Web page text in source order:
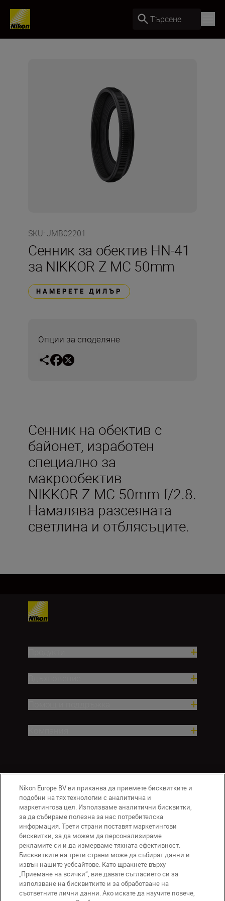
Търсене
SKU: JMB02201
Сенник за обектив HN-41
за NIKKOR Z MC 50mm
НАМЕРЕТЕ ДИЛЪР
Опции за споделяне
Сенник на обектив с
байонет, изработен
специално за
макрообектив
NIKKOR Z MC 50mm f/2.8.
Намалява разсеяната
светлина и отблясъците.
BG Nikon Sites
Връзка с нас
Съобщение за поверителност
Условия за използване
Съобщение за бисквитки
Настройки за бисквитките
Nikon Europe BV ви приканва да приемете бисквитките и
подобни на тях технологии с аналитична и
маркетингова цел. Използваме аналитични бисквитки,
за да събираме полезна за нас потребителска
информация. Трети страни поставят маркетингови
бисквитки, за да можем да персонализираме
рекламите си и да измерваме тяхната ефективност.
Бисквитките на трети страни може да събират данни и
извън нашите уебсайтове. Като щракнете върху
„Приемане на всички“, вие давате съгласието си за
използване на бисквитките и за обработване на
съответните лични данни. Ако искате да научите повече,